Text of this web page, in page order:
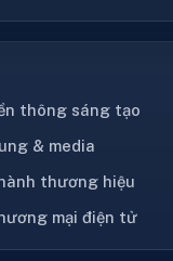
thông sáng tạo
& media
thương hiệu
mại điện tử